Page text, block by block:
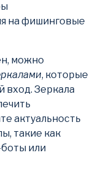
на фишинговые
можно
, которые
вход. Зеркала
актуальность
такие как
или